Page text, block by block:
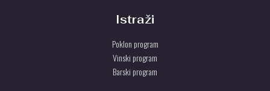
Istraži
Poklon program
Vinski program
Barski program